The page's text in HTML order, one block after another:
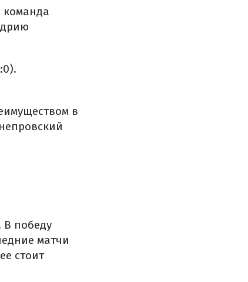
команда
в
В победу
матчи
стоит